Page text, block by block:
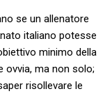
se un allenatore
italiano potesse
minimo della
ovvia, ma non solo;
risollevare le